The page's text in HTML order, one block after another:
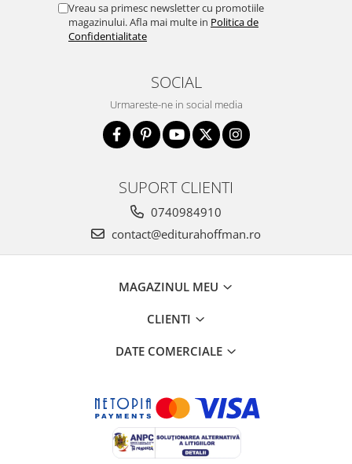
Vreau sa primesc newsletter cu promotiile
magazinului. Afla mai multe in Politica de
Confidentialitate
SOCIAL
Urmareste-ne in social media
SUPORT CLIENTI
0740984910
contact@editurahoffman.ro
MAGAZINUL MEU
CLIENTI
DATE COMERCIALE